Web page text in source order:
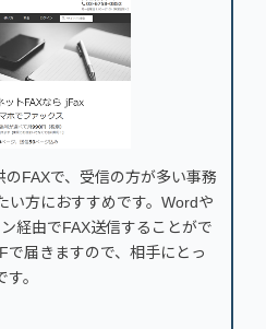
FAXで、受信の方が多い事務
い方におすすめです。Wordや
経由でFAX送信することがで
で届きますので、相手にとっ
。